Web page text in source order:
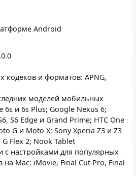
Android
кодеков и форматов: APNG,
моделей мобильных
6s и 6s Plus; Google Nexus 6;
S6 Edge и Grand Prime; HTC One
G и Moto X; Sony Xperia Z3 и Z3
G Flex 2; Nook Tablet
с настройками для популярных
на Mac: iMovie, Final Cut Pro, Final